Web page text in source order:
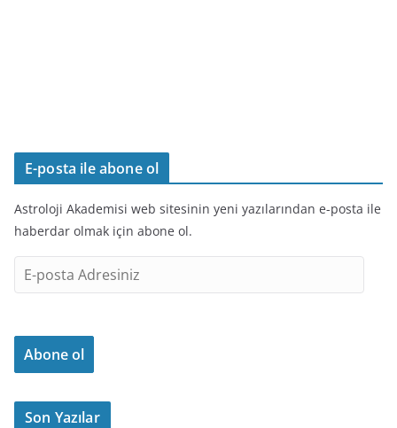
E-posta ile abone ol
Astroloji Akademisi web sitesinin yeni yazılarından e-posta ile
haberdar olmak için abone ol.
-
o
t
a
Abone ol
Son Yazılar